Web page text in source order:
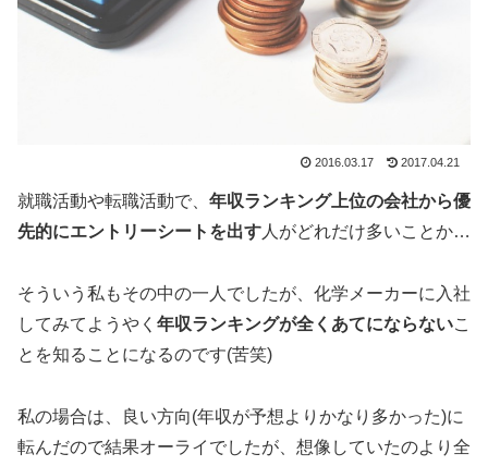
2016.03.17 2017.04.21
就職活動や転職活動で、 年収ランキング上位の会社から優
先的にエントリーシートを出す 人がどれだけ多いことか…
そういう私もその中の一人でしたが、化学メーカーに入社
してみてようやく 年収ランキングが全くあてにならないこ
とを知ることになるのです(苦笑)
私の場合は、良い方向(年収が予想よりかなり多かった)に
転んだので結果オーライでしたが、想像していたのより全